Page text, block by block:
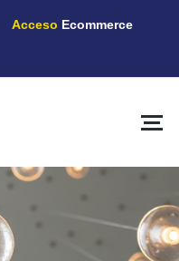
Acceso Ecommerce